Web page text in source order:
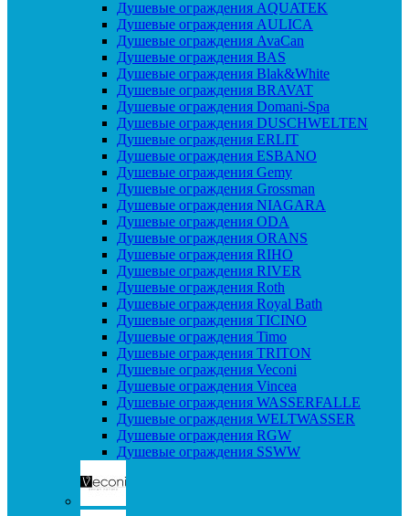
Душевые ограждения AQUATEK
Душевые ограждения AULICA
Душевые ограждения AvaCan
Душевые ограждения BAS
Душевые ограждения Blak&White
Душевые ограждения BRAVAT
Душевые ограждения Domani-Spa
Душевые ограждения DUSCHWELTEN
Душевые ограждения ERLIT
Душевые ограждения ESBANO
Душевые ограждения Gemy
Душевые ограждения Grossman
Душевые ограждения NIAGARA
Душевые ограждения ODA
Душевые ограждения ORANS
Душевые ограждения RIHO
Душевые ограждения RIVER
Душевые ограждения Roth
Душевые ограждения Royal Bath
Душевые ограждения TICINO
Душевые ограждения Timo
Душевые ограждения TRITON
Душевые ограждения Veconi
Душевые ограждения Vincea
Душевые ограждения WASSERFALLE
Душевые ограждения WELTWASSER
Душевые ограждения RGW
Душевые ограждения SSWW